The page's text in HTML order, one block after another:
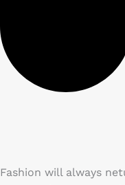
Fashion will always